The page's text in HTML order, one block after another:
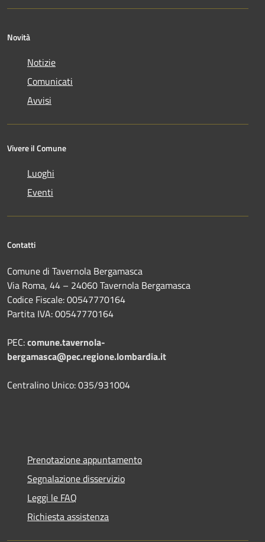
Novità
Notizie
Comunicati
Avvisi
Vivere il Comune
Luoghi
Eventi
Contatti
Comune di Tavernola Bergamasca
Via Roma, 44 – 24060 Tavernola Bergamasca
Codice Fiscale: 00547770164
Partita IVA: 00547770164
PEC:comune.tavernola-
bergamasca@pec.regione.lombardia.it
Centralino Unico: 035/931004
Prenotazione appuntamento
Segnalazione disservizio
Leggi le FAQ
Richiesta assistenza